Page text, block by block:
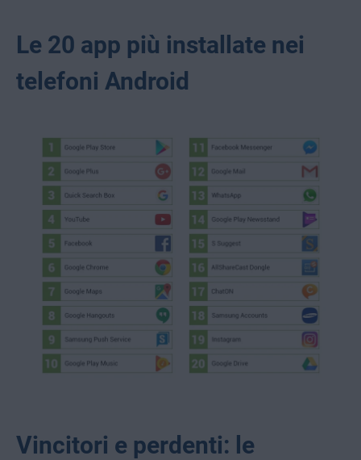
Le 20 app più installate nei
telefoni Android
Vincitori e perdenti: le